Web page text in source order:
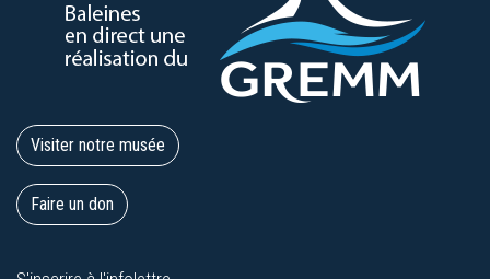
Visiter notre musée
Faire un don